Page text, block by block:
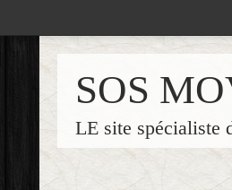
SOS
LE site spécialiste